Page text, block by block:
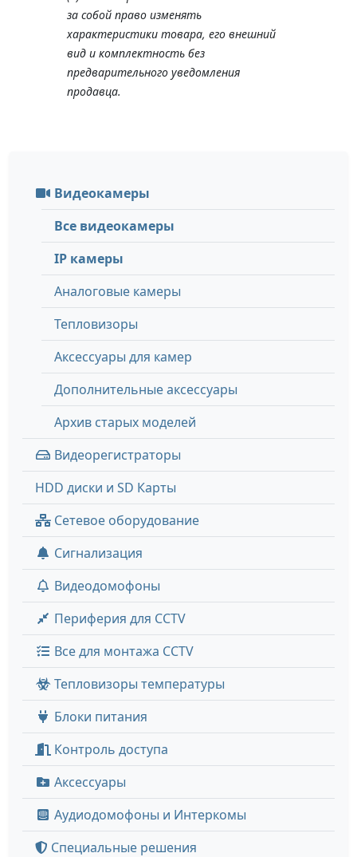
за собой право изменять
характеристики товара, его внешний
вид и комплектность без
предварительного уведомления
продавца.
Видеокамеры
Все видеокамеры
IP камеры
Аналоговые камеры
Тепловизоры
Аксессуары для камер
Дополнительные аксессуары
Архив старых моделей
Видеорегистраторы
HDD диски и SD Карты
Сетевое оборудование
Сигнализация
Видеодомофоны
Периферия для CCTV
Все для монтажа CCTV
Тепловизоры температуры
Блоки питания
Контроль доступа
Аксессуары
Аудиодомофоны и Интеркомы
Специальные решения